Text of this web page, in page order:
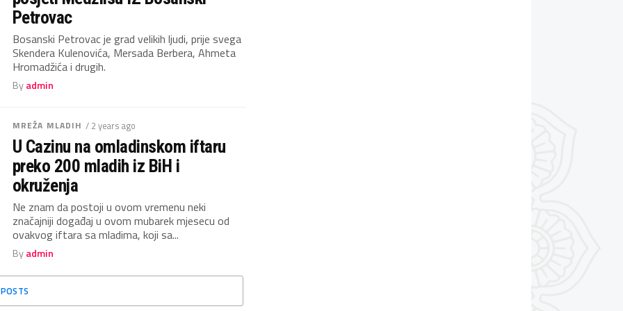
Petrovac
Bosanski Petrovac je grad velikih ljudi, prije svega
Skendera Kulenovića, Mersada Berbera, Ahmeta
Hromadžića i drugih.
Byadmin
MREŽA MLADIH / 2 years ago
U Cazinu na omladinskom iftaru
preko 200 mladih iz BiH i
okruženja
Ne znam da postoji u ovom vremenu neki
značajniji događaj u ovom mubarek mjesecu od
ovakvog iftara sa mladima, koji sa...
Byadmin